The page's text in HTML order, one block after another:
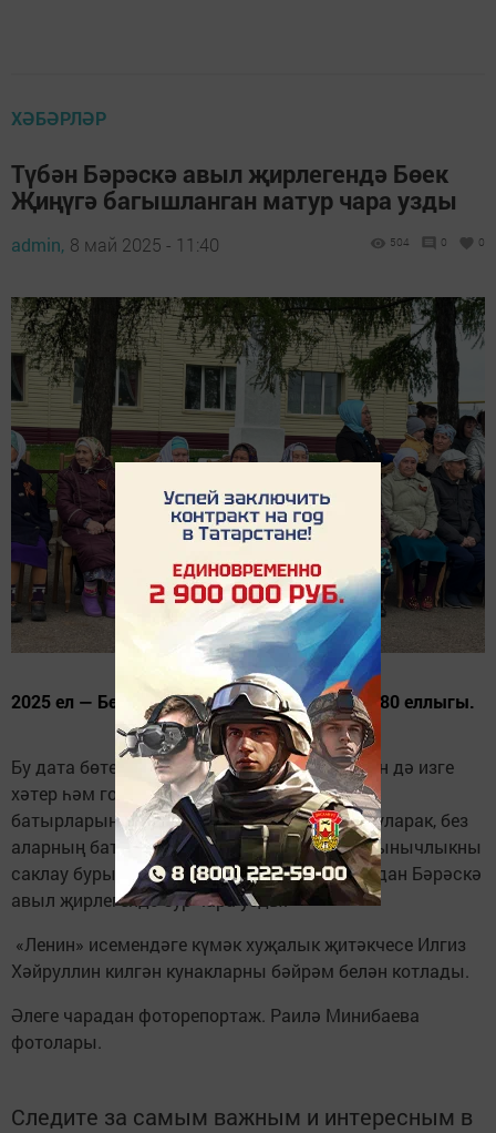
ХӘБӘРЛӘР
Түбән Бәрәскә авыл җирлегендә Бөек
Җиңүгә багышланган матур чара узды
admin, 8 май 2025 - 11:40 504 0 0
2025 ел — Бөек Ватан сугышында Җиңүнең 80 еллыгы.
Бу дата бөтен дөнья өчен дә, Татарстан өчен дә изге
хәтер һәм горурлык символы. Сугыш чоры
батырларының балалары һәм оныклары буларак, без
аларның батырлыгын мәңгеләштерү һәм тынычлыкны
саклау бурычын давам итәбез. Шушы уңайдан Бәрәскә
авыл җирлегендә зур чара узды.
«Ленин» исемендәге күмәк хуҗалык җитәкчесе Илгиз
Хәйруллин килгән кунакларны бәйрәм белән котлады.
Әлеге чарадан фоторепортаж. Раилә Минибаева
фотолары.
Следите за самым важным и интересным в